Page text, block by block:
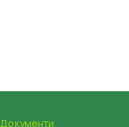
Документи